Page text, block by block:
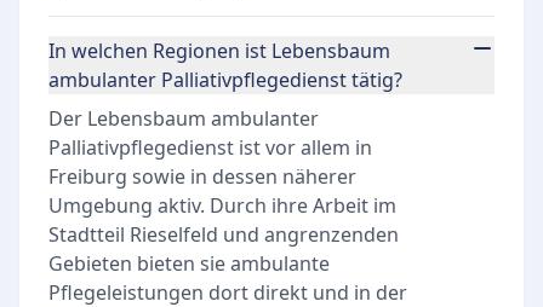
In welchen Regionen ist Lebensbaum
ambulanter Palliativpflegedienst tätig?
Der Lebensbaum ambulanter
Palliativpflegedienst ist vor allem in
Freiburg sowie in dessen näherer
Umgebung aktiv. Durch ihre Arbeit im
Stadtteil Rieselfeld und angrenzenden
Gebieten bieten sie ambulante
Pflegeleistungen dort direkt und in der